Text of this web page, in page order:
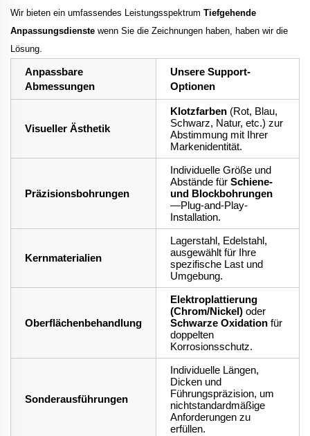
Wir bieten ein umfassendes Leistungsspektrum Tiefgehende
Anpassungsdienste wenn Sie die Zeichnungen haben, haben wir die
Lösung.
Anpassbare
Abmessungen
Unsere Support-
Optionen
Visueller Ästhetik
Klotzfarben (Rot, Blau,
Schwarz, Natur, etc.) zur
Abstimmung mit Ihrer
Markenidentität.
Präzisionsbohrungen
Individuelle Größe und
Abstände für Schiene-
und Blockbohrungen
—Plug-and-Play-
Installation.
Kernmaterialien
Lagerstahl, Edelstahl,
ausgewählt für Ihre
spezifische Last und
Umgebung.
Oberflächenbehandlung
Elektroplattierung
(Chrom/Nickel) oder
Schwarze Oxidation für
doppelten
Korrosionsschutz.
Sonderausführungen
Individuelle Längen,
Dicken und
Führungspräzision, um
nichtstandardmäßige
Anforderungen zu
erfüllen.